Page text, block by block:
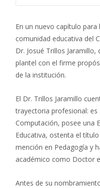
En un nuevo capítulo
comunidad educativa del
Dr. Josué Trillos
plantel con el firme
de la institución.
El Dr. Trillos Jaramillo
trayectoria profesional:
Computación, posee una
Educativa, ostenta el
mención en Pedagogía y
académico como Doctor
Antes de su